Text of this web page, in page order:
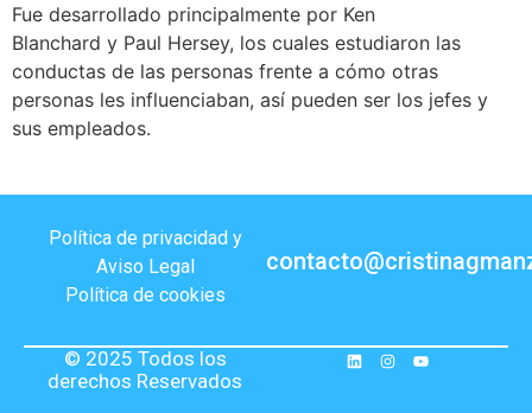
Fue desarrollado principalmente por Ken
Blanchard y Paul Hersey, los cuales estudiaron las
conductas de las personas frente a cómo otras
personas les influenciaban, así pueden ser los jefes y
sus empleados.
Política de privacidad y
Aviso Legal
Política de cookies
© 2025 Todos los
derechos Reservados